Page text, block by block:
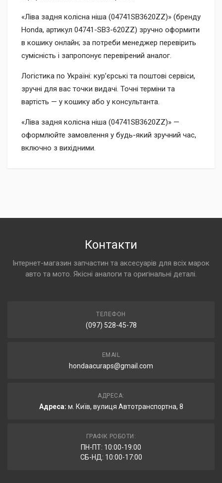
«Ліва задня колісна ніша (04741SB3620ZZ)» (бренду
Honda, артикул 04741-SB3-620ZZ) зручно оформити
в кошику онлайн; за потреби менеджер перевірить
сумісність і запропонує перевірений аналог.
Логістика по Україні: кур’єрські та поштові сервіси,
зручні для вас точки видачі. Точні терміни та
вартість — у кошику або у консультанта.
«Ліва задня колісна ніша (04741SB3620ZZ)» —
оформлюйте замовлення у будь-який зручний час,
включно з вихідними.
Контакти
Інтернет-магазин запчастин та аксесуарів для всіх марок
авто та мото. Якісні аналоги та оригінальні деталі.
ТЕЛЕФОН
(097) 528-45-78
EMAIL
hondaacuraps@gmail.com
АДРЕСА:
Адреса: м. Київ, вулиця Автотранспортна, 8
ГРАФІК РОБОТИ:
ПН-ПТ: 10:00-19:00
СБ-НД: 10:00-17:00